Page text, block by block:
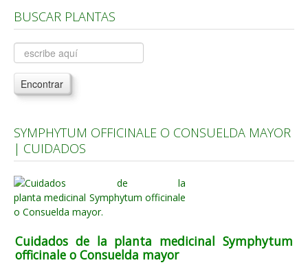
Árboles, Cicas y Palmeras de la G a la Z
Plantas Anuales y Perennes
Plantas Bulbosas y Acuáticas
Plantas de Interior
Plantas Aromáticas y de Huerto
Plantas Carnívoras y Orquídeas
Consejos
Hemisferio Norte
Hemisferio Sur
Enfermedades
BUSCAR PLANTAS
Encontrar
SYMPHYTUM OFFICINALE O CONSUELDA MAYOR
| CUIDADOS
Cuidados de la planta medicinal Symphytum
officinale o Consuelda mayor